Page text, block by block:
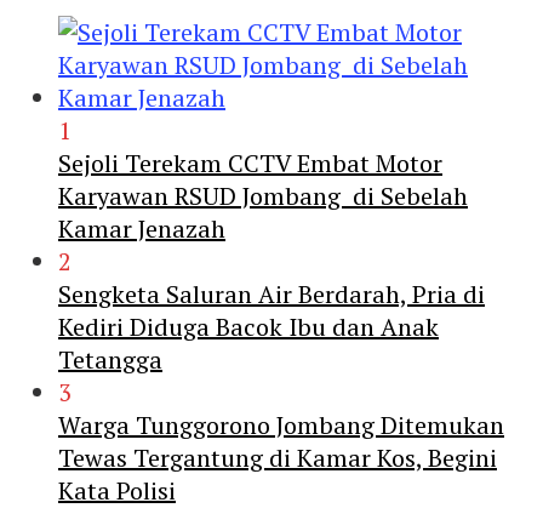
1
Sejoli Terekam CCTV Embat Motor
Karyawan RSUD Jombang di Sebelah
Kamar Jenazah
2
Sengketa Saluran Air Berdarah, Pria di
Kediri Diduga Bacok Ibu dan Anak
Tetangga
3
Warga Tunggorono Jombang Ditemukan
Tewas Tergantung di Kamar Kos, Begini
Kata Polisi